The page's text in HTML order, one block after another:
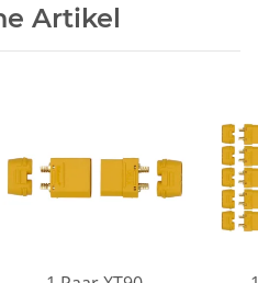
Artikel